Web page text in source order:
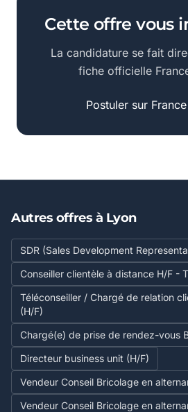
Cette offre vous
La candidature se fait
fiche officielle
Postuler sur
Autres offres à Lyon
SDR (Sales Development
Conseiller clientèle à distance H/F -
Téléconseiller / Chargé de relation
(H/F)
Chargé(e) de prise de rendez-vous
Directeur business unit (H/F)
Vendeur Conseil Bricolage en
Vendeur Conseil Bricolage en